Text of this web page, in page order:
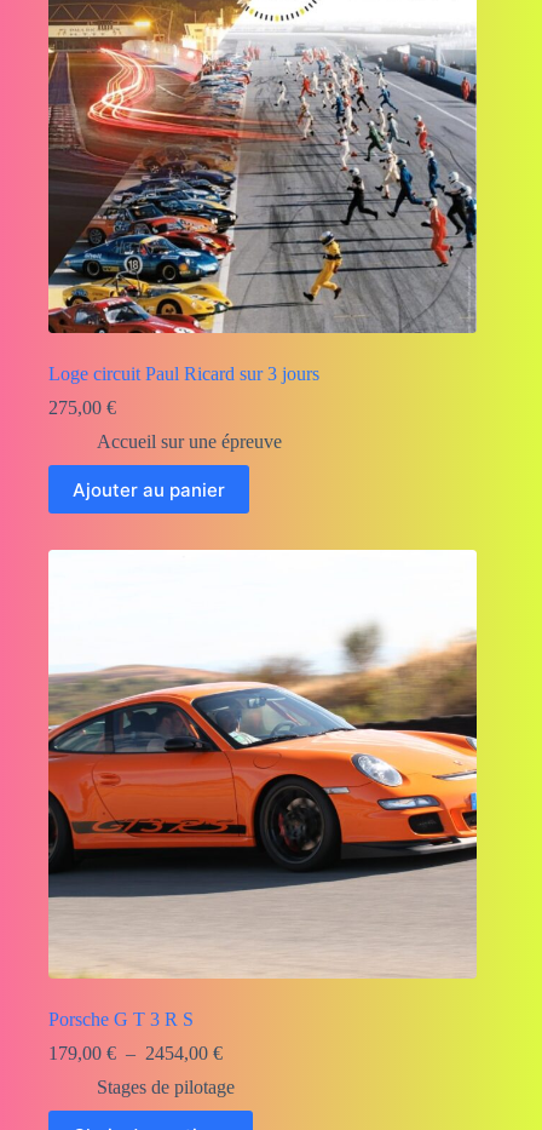
Loge circuit Paul Ricard sur 3 jours
275,00 €
Accueil sur une épreuve
Ajouter au panier
Porsche G T 3 R S
179,00 € – 2454,00 €Plage
prix :
179,00 €
Stages de pilotage
Ce